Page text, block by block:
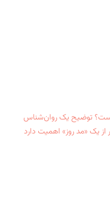
توضیح یک روان‌شناس
از یک «مد روز» اهمیت دارد